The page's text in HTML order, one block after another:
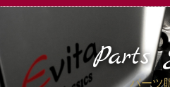
パーツ販売 Parts
パーツ